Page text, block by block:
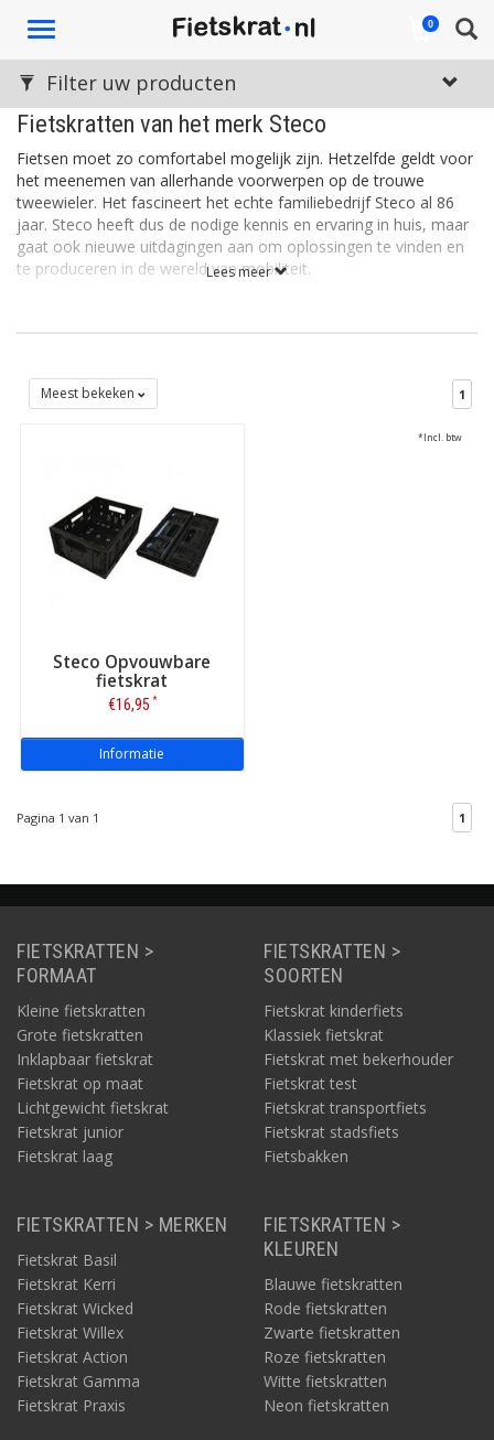
Toggle
0
Fietskratten van het merk Steco
Fietsen moet zo comfortabel mogelijk zijn. Hetzelfde geldt voor
het meenemen van allerhande voorwerpen op de trouwe
tweewieler. Het fascineert het echte familiebedrijf Steco al 86
jaar. Steco heeft dus de nodige kennis en ervaring in huis, maar
gaat ook nieuwe uitdagingen aan om oplossingen te vinden en
te produceren in de wereld van mobiliteit.
Steco maakt slimme, degelijke producten van hoogwaardige
bagagedragerverbreder of een opvouwbaar fietskrat; in
thuisplaats Stroe worden al decennia lang verrassende en
Lees meer
Filter uw producten
Meest bekeken 1
Steco Opvouwbare
fietskrat
€16,95 *
Informatie
*Incl. btw
Pagina 1 van 1 1
FIETSKRATTEN >
FORMAAT
Kleine fietskratten
Grote fietskratten
Inklapbaar fietskrat
Fietskrat op maat
Lichtgewicht fietskrat
Fietskrat junior
Fietskrat laag
FIETSKRATTEN >
SOORTEN
Fietskrat kinderfiets
Klassiek fietskrat
Fietskrat met bekerhouder
Fietskrat test
Fietskrat transportfiets
Fietskrat stadsfiets
Fietsbakken
FIETSKRATTEN > MERKEN
Fietskrat Basil
Fietskrat Kerri
Fietskrat Wicked
Fietskrat Willex
Fietskrat Action
Fietskrat Gamma
Fietskrat Praxis
FIETSKRATTEN >
KLEUREN
Blauwe fietskratten
Rode fietskratten
Zwarte fietskratten
Roze fietskratten
Witte fietskratten
Neon fietskratten